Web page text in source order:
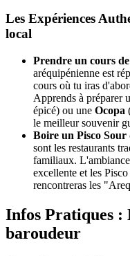
Les Expériences
local
Prendre un cours
aréquipénienne est
cours où tu iras
Apprends à préparer
épicé) ou une Ocopa
le meilleur souvenir
Boire un Pisco
sont les restaurants
familiaux.
excellente et les
rencontreras les
Infos Pratiques :
baroudeur